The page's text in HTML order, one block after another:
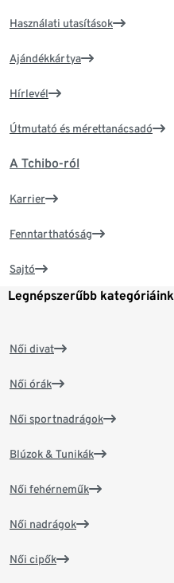
Használati utasítások
Ajándékkártya
Hírlevél
Útmutató és mérettanácsadó
A Tchibo-ról
Karrier
Fenntarthatóság
Sajtó
Legnépszerűbb kategóriáink
Női divat
Női órák
Női sportnadrágok
Blúzok & Tunikák
Női fehérneműk
Női nadrágok
Női cipők